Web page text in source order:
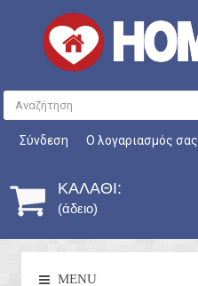
Σύνδεση Ο λογαριασμός σας
ΚΑΛΆΘΙ:
(άδειο)
MENU